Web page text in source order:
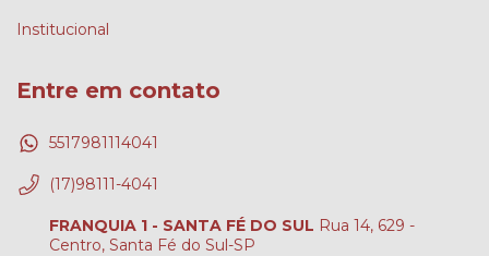
Institucional
Entre em contato
5517981114041
(17)98111-4041
FRANQUIA 1 - SANTA FÉ DO SUL Rua 14, 629 -
Centro, Santa Fé do Sul-SP